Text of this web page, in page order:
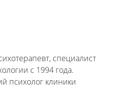
специалист
с 1994 года.
психолог клиники